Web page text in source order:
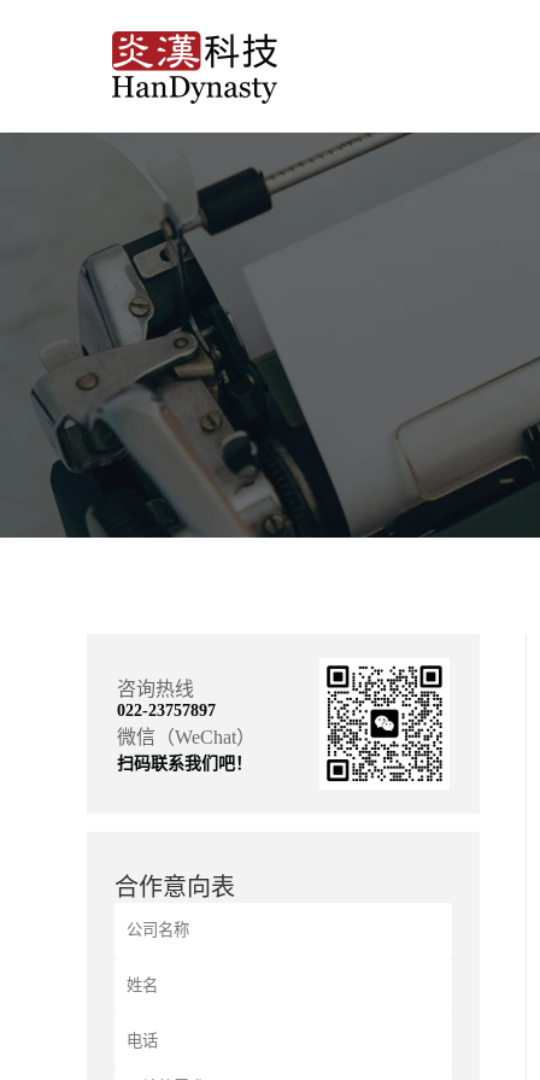
咨询热线
022-23757897
微信（WeChat）
扫码联系我们吧！
合作意向表